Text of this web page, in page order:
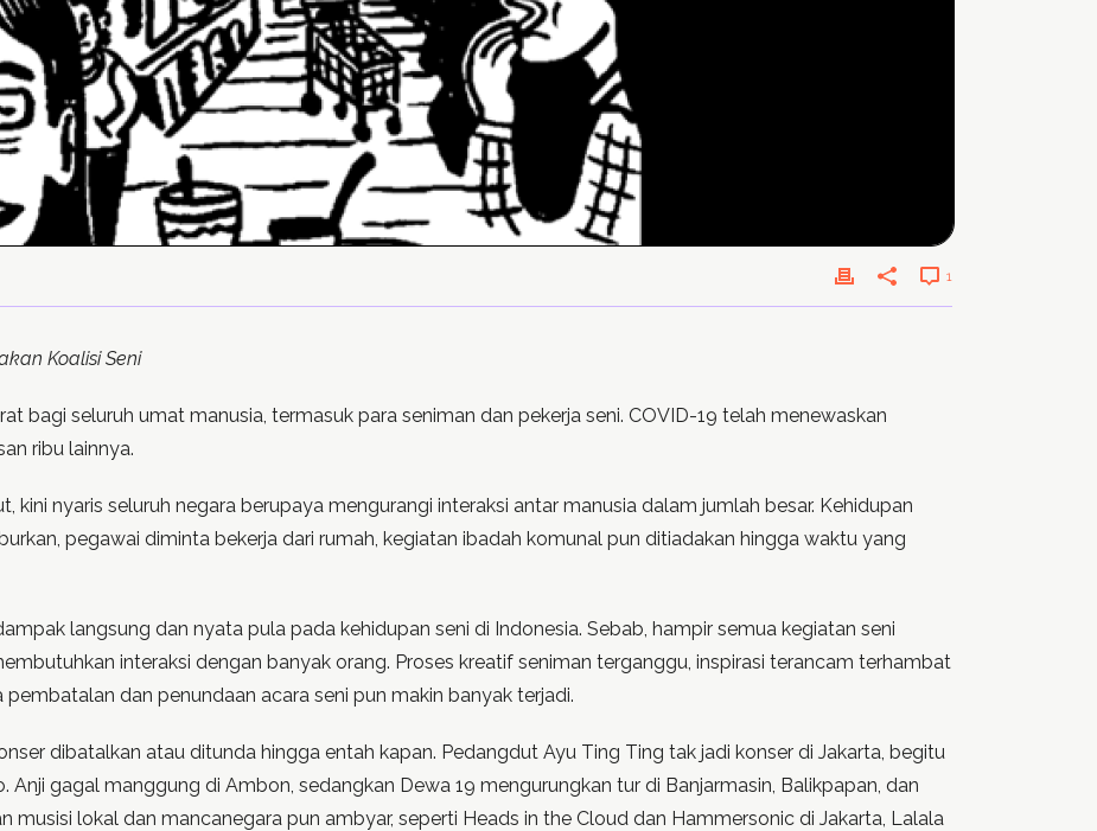
1
Koalisi Seni
bagi seluruh umat manusia, termasuk para seniman dan pekerja seni. COVID-19 telah menewaskan
ribu lainnya.
kini nyaris seluruh negara berupaya mengurangi interaksi antar manusia dalam jumlah besar. Kehidupan
pegawai diminta bekerja dari rumah, kegiatan ibadah komunal pun ditiadakan hingga waktu yang
langsung dan nyata pula pada kehidupan seni di Indonesia. Sebab, hampir semua kegiatan seni
interaksi dengan banyak orang. Proses kreatif seniman terganggu, inspirasi terancam terhambat
dan penundaan acara seni pun makin banyak terjadi.
dibatalkan atau ditunda hingga entah kapan. Pedangdut Ayu Ting Ting tak jadi konser di Jakarta, begitu
Anji gagal manggung di Ambon, sedangkan Dewa 19 mengurungkan tur di Banjarmasin, Balikpapan, dan
musisi lokal dan mancanegara pun ambyar, seperti Heads in the Cloud dan Hammersonic di Jakarta, Lalala